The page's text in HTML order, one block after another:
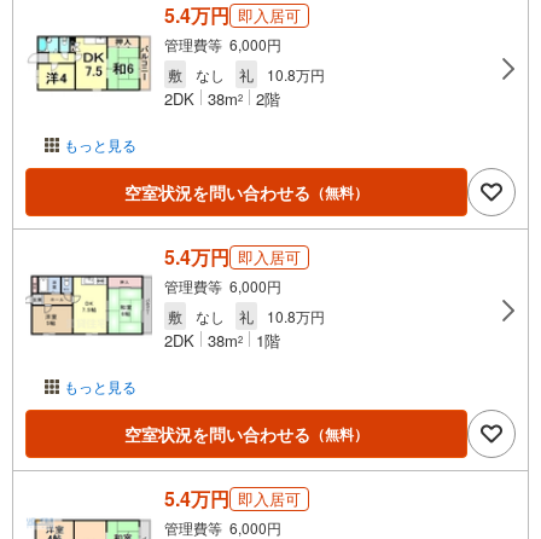
もっと見る
5.4万円 即入居可
管理費等 6,000円
敷
なし 礼 10.8万円
2DK 38m2 2階
空室状況を問い合わせる （無料）
もっと見る
5.4万円 即入居可
管理費等 6,000円
敷
なし 礼 10.8万円
2DK 38m2 1階
空室状況を問い合わせる （無料）
5.4万円 即入居可
管理費等 6,000円